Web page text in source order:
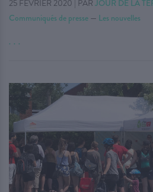
25 FÉVRIER 2020 | PAR JOUR DE LA
Communiqués de presse — Les nouvelles
. . .